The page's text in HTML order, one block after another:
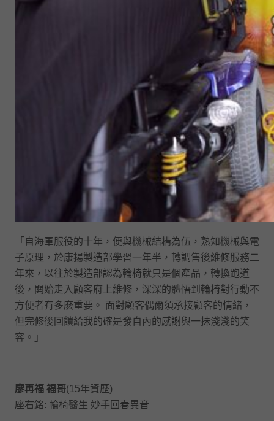
「自海軍服役的十年，便與機械結構為伍，熟知機械與電
子原理，於康揚製造部學習一年半，轉調售後維修服務二
年來，以往於製造部認為輪椅就只是個產品，轉換跑道
後，閞始走入顧客府上維修，深深的體悟到輪椅對行動不
方便者有多麽重要。 面對顧客偶爾須承接顧客的情緒，
但完修後回饋給我的確是發自內的感謝與一抺淺淺的笑
容。」
廖再福 福哥(15年資歷)
座右銘: 輪椅醫生 妙手回春異音